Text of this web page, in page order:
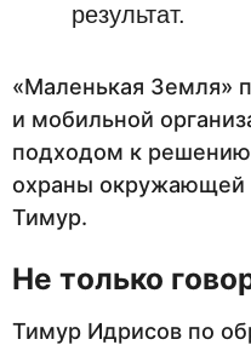
результат.
«Маленькая Земля»
и мобильной
подходом к
охраны окружающей
Тимур.
Не только
Тимур Идрисов по